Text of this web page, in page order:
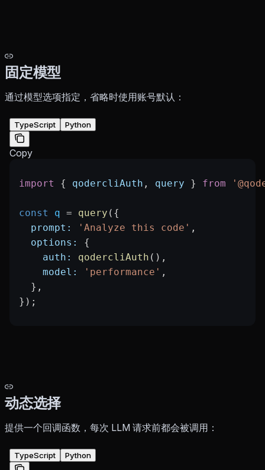
固定模型
通过模型选项指定，省略时使用账号默认：
TypeScript Python
Copy
import { qodercliAuth , query } from
const q = query ({
  prompt:
'Analyze this code' ,
  options:
{
    auth:
qodercliAuth (),
    model:
'performance' ,
  },
});
动态选择
提供一个回调函数，每次 LLM 请求前都会被调用：
TypeScript Python